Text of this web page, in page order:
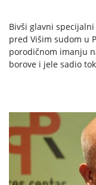
Bivši glavni
pred Višim sudom u
porodičnom imanju
borove i jele sadio